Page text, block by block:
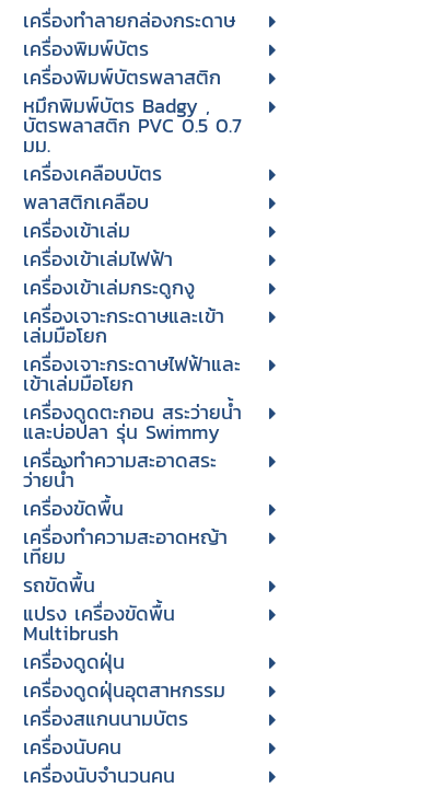
เครื่องทำลายกล่องกระดาษ
เครื่องพิมพ์บัตร
เครื่องพิมพ์บัตรพลาสติก
หมึกพิมพ์บัตร Badgy ,
บัตรพลาสติก PVC 0.5 0.7
มม.
เครื่องเคลือบบัตร
พลาสติกเคลือบ
เครื่องเข้าเล่ม
เครื่องเข้าเล่มไฟฟ้า
เครื่องเข้าเล่มกระดูกงู
เครื่องเจาะกระดาษและเข้า
เล่มมือโยก
เครื่องเจาะกระดาษไฟฟ้าและ
เข้าเล่มมือโยก
เครื่องดูดตะกอน สระว่ายน้ำ
และบ่อปลา รุ่น Swimmy
เครื่องทำความสะอาดสระ
ว่ายน้ำ
เครื่องขัดพื้น
เครื่องทำความสะอาดหญ้า
เทียม
รถขัดพื้น
แปรง เครื่องขัดพื้น
Multibrush
เครื่องดูดฝุ่น
เครื่องดูดฝุ่นอุตสาหกรรม
เครื่องสแกนนามบัตร
เครื่องนับคน
เครื่องนับจํานวนคน